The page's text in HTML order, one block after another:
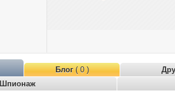
Блог( 0 )
Шпионаж